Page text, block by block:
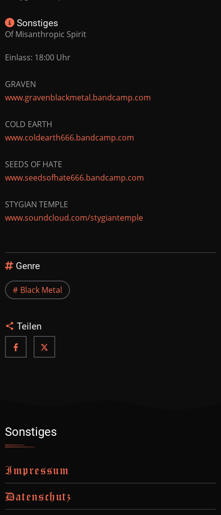
Sonstiges
Of Misanthropic Spirit
Einlass: 18:00 Uhr
GRAVEN
www.gravenblackmetal.bandcamp.com
COLD EARTH
www.coldearth666.bandcamp.com
SEEDS OF HATE
www.seedsofhate666.bandcamp.com
STYGIAN TEMPLE
www.soundcloud.com/stygiantemple
Genre
Black Metal
Teilen
Sonstiges
Impressum
Datenschutz